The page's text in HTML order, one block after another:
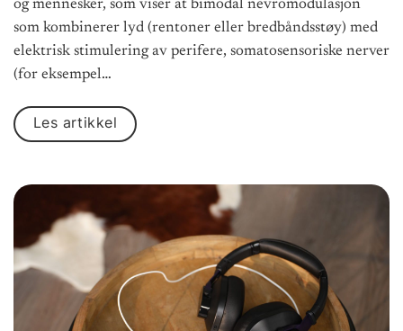
og mennesker, som viser at bimodal nevromodulasjon
som kombinerer lyd (rentoner eller bredbåndsstøy) med
elektrisk stimulering av perifere, somatosensoriske nerver
(for eksempel…
Les artikkel